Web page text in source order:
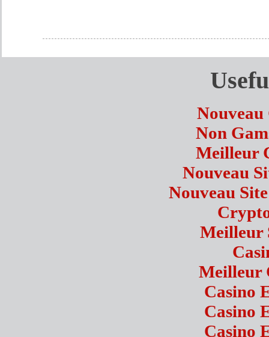
Nouveau
Non
Meilleur
Nouveau
Nouveau
Meilleur
Meilleur
Casino
Casino
Casino